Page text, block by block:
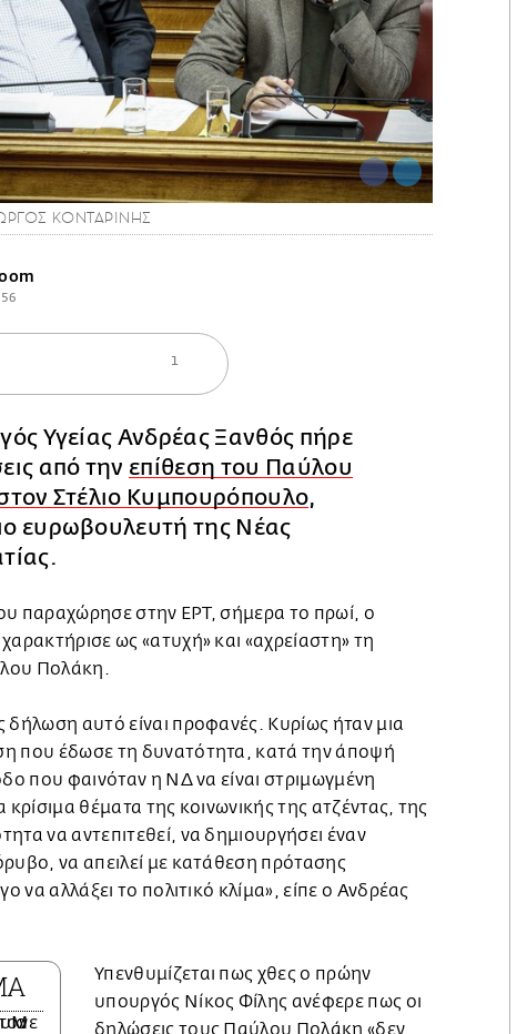
ΚΟΝΤΑΡΙΝΗΣ
1
Υγείας Ανδρέας Ξανθός πήρε
από την επίθεση του Παύλου
Στέλιο Κυμπουρόπουλο,
ευρωβουλευτή της Νέας
παραχώρησε στην ΕΡΤ, σήμερα το πρωί, ο
ως «ατυχή» και «αχρείαστη» τη
Πολάκη.
δήλωση αυτό είναι προφανές. Κυρίως ήταν μια
που έδωσε τη δυνατότητα, κατά την άποψή
που φαινόταν η ΝΔ να είναι στριμωγμένη
κρίσιμα θέματα της κοινωνικής της ατζέντας, της
να αντεπιτεθεί, να δημιουργήσει έναν
να απειλεί με κατάθεση πρότασης
να αλλάξει το πολιτικό κλίμα», είπε ο Ανδρέας
Υπενθυμίζεται πως χθες ο πρώην
υπουργός Νίκος Φίλης ανέφερε πως οι
δηλώσεις τους Παύλου Πολάκη «δεν